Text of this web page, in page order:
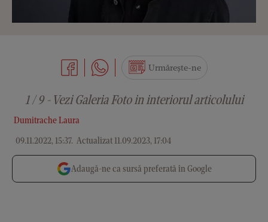
Dumitrache Laura
09.11.2022, 15:37. Actualizat 11.09.2023, 17:04
Urmărește-ne
1 / 9 - Vezi Galeria Foto in interiorul articolului
Adaugă-ne ca sursă preferată în Google